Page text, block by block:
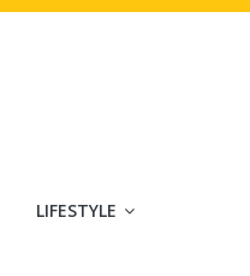
LIFESTYLE